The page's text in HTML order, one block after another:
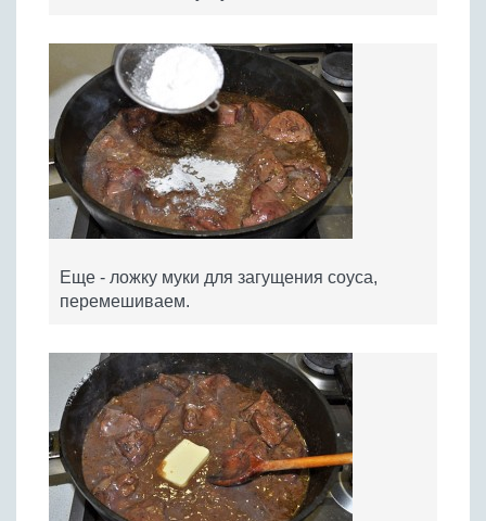
Еще - ложку муки для загущения соуса,
перемешиваем.